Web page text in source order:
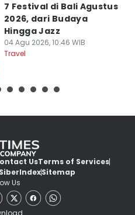
7 Festival di Bali Agustus
2026, dari Budaya
Hingga Jazz
04 Agu 2026, 10:46 WIB
Travel
UsTerms of Services
IndexSitemap
Us